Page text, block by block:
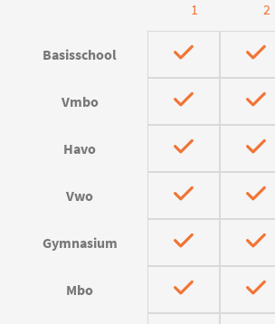
1
2
Basisschool
Vmbo
Havo
Vwo
Gymnasium
Mbo